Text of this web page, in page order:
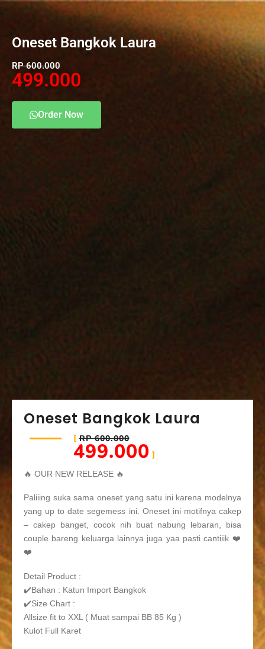
Oneset Bangkok Laura
RP 600.000
499.000
🔥 OUR NEW RELEASE 🔥
Paliiing suka sama oneset yang satu ini karena modelnya
yang up to date segemess ini. Oneset ini motifnya cakep
– cakep banget, cocok nih buat nabung lebaran, bisa
couple bareng keluarga lainnya juga yaa pasti cantiiik ❤️
❤️
Detail Product :
✔️Bahan : Katun Import Bangkok
✔️Size Chart :
Allsize fit to XXL ( Muat sampai BB 85 Kg )
Kulot Full Karet
Oneset Bangkok Laura
RP 600.000
499.000
Order Now